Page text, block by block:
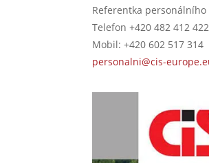
Referentka
Telefon +420 482 412 422
Mobil: +420 602 517 314
personalni@cis-